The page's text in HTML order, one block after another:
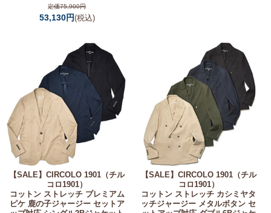
定価75,900円
53,130円(税込)
【SALE】CIRCOLO 1901（チル
コロ1901）
コットン ストレッチ プレミアム
ピケ 鹿の子ジャージー セットア
【SALE】 CIRCOLO 1901（チル
コロ1901）
コットン ストレッチ カシミヤタ
ッチジャージー メタルボタン セ